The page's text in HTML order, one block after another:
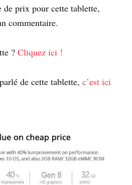
prix pour cette tablette,
commentaire.
? Cliquez ici !
de cette tablette, c’est ici